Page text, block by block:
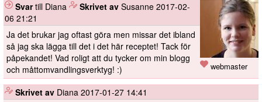
webmaster
Svartill Diana Skrivet av Susanne 2017-02-
06 21:21
Ja det brukar jag oftast göra men missar det ibland
så jag ska lägga till det i det här receptet! Tack för
påpekandet! Vad roligt att du tycker om min blogg
och måttomvandlingsverktyg! :)
Skrivet av Diana 2017-01-27 14:41